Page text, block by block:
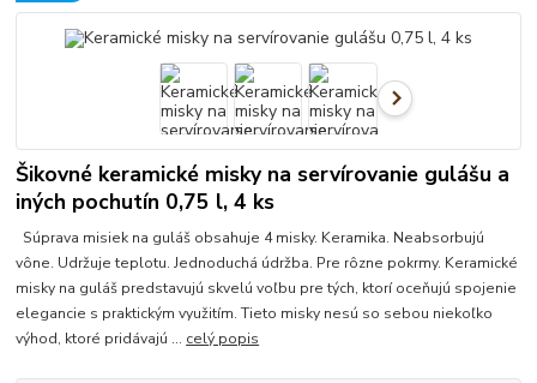
Šikovné keramické misky na servírovanie gulášu a
iných pochutín 0,75 l, 4 ks
Súprava misiek na guláš obsahuje 4 misky. Keramika. Neabsorbujú
vône. Udržuje teplotu. Jednoduchá údržba. Pre rôzne pokrmy. Keramické
misky na guláš predstavujú skvelú voľbu pre tých, ktorí oceňujú spojenie
elegancie s praktickým využitím. Tieto misky nesú so sebou niekoľko
výhod, ktoré pridávajú ... celý popis